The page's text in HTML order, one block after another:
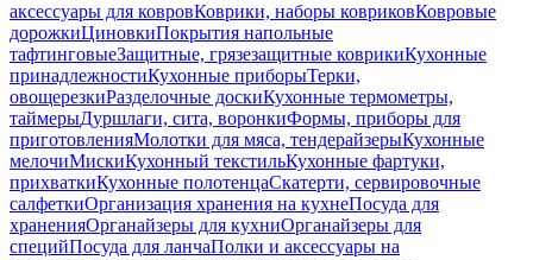
аксессуары для ковровКоврики, наборы ковриковКовровые
дорожкиЦиновкиПокрытия напольные
тафтинговыеЗащитные, грязезащитные коврикиКухонные
принадлежностиКухонные приборыТерки,
овощерезкиРазделочные доскиКухонные термометры,
таймерыДуршлаги, сита, воронкиФормы, приборы для
приготовленияМолотки для мяса, тендерайзерыКухонные
мелочиМискиКухонный текстильКухонные фартуки,
прихваткиКухонные полотенцаСкатерти, сервировочные
салфеткиОрганизация хранения на кухнеПосуда для
храненияОрганайзеры для кухниОрганайзеры для
специйПосуда для ланчаПолки и аксессуары на